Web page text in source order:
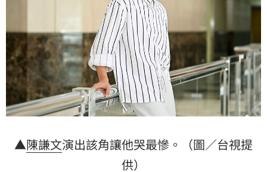
▲陳謙文演出該角讓他哭最慘。（圖／台視提
供）